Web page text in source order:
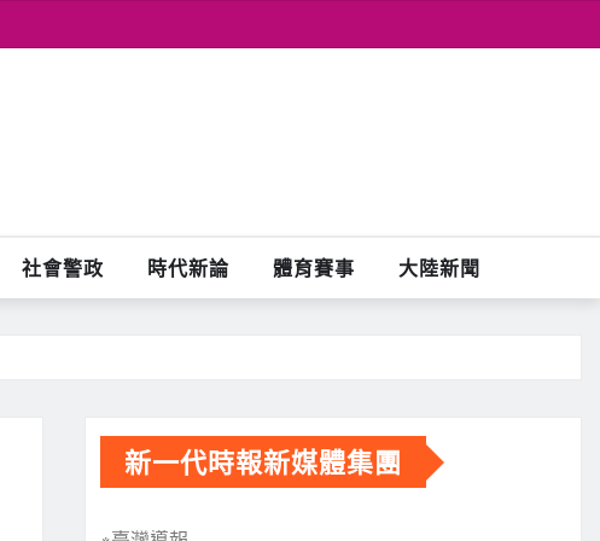
社會警政 時代新論 體育賽事 大陸新聞
新一代時報新媒體集團